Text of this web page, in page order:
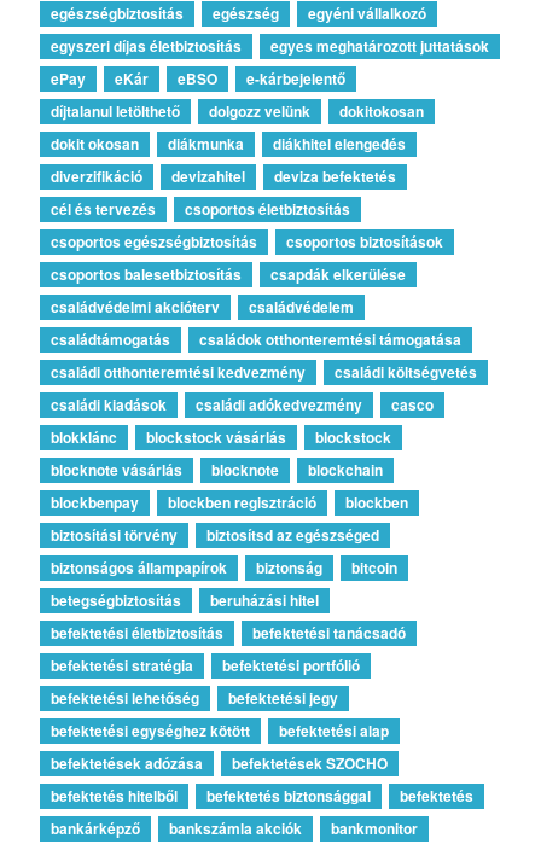
egészségbiztosítás
egészség
egyéni vállalkozó
egyszeri díjas életbiztosítás
egyes meghatározott juttatások
ePay
eKár eBSO
e-kárbejelentő
díjtalanul letölthető
dolgozz velünk
dokitokosan
dokit okosan
diákmunka
diákhitel elengedés
diverzifikáció
devizahitel
deviza befektetés
cél és tervezés
csoportos életbiztosítás
csoportos egészségbiztosítás
csoportos biztosítások
csoportos balesetbiztosítás
csapdák elkerülése
családvédelmi akcióterv
családvédelem
családtámogatás
családok otthonteremtési támogatása
családi otthonteremtési kedvezmény
családi költségvetés
családi kiadások
családi adókedvezmény
casco
blokklánc
blockstock vásárlás
blockstock
blocknote vásárlás
blocknote
blockchain
blockbenpay
blockben regisztráció
blockben
biztosítási törvény
biztosítsd az egészséged
biztonságos állampapírok
biztonság
bitcoin
betegségbiztosítás
beruházási hitel
befektetési életbiztosítás
befektetési tanácsadó
befektetési stratégia
befektetési portfólió
befektetési lehetőség
befektetési jegy
befektetési egységhez kötött
befektetési alap
befektetések adózása
befektetések SZOCHO
befektetés hitelből
befektetés biztonsággal
befektetés
bankárképző
bankszámla akciók
bankmonitor